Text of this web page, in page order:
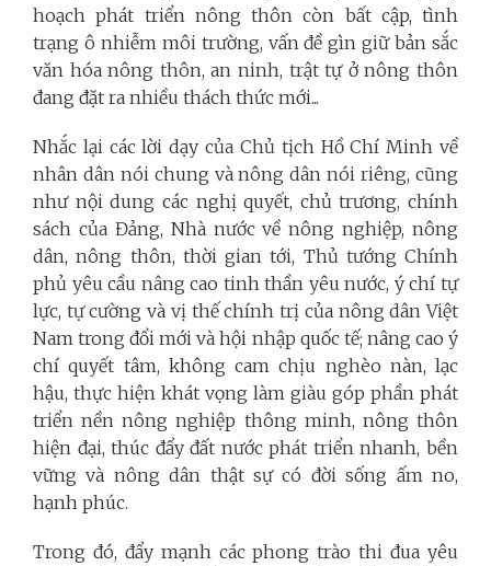
hoạch phát triển nông thôn còn bất cập, tình
trạng ô nhiễm môi trường, vấn đề gìn giữ bản sắc
văn hóa nông thôn, an ninh, trật tự ở nông thôn
đang đặt ra nhiều thách thức mới...
Nhắc lại các lời dạy của Chủ tịch Hồ Chí Minh về
nhân dân nói chung và nông dân nói riêng, cũng
như nội dung các nghị quyết, chủ trương, chính
sách của Đảng, Nhà nước về nông nghiệp, nông
dân, nông thôn, thời gian tới, Thủ tướng Chính
phủ yêu cầu nâng cao tinh thần yêu nước, ý chí tự
lực, tự cường và vị thế chính trị của nông dân Việt
Nam trong đổi mới và hội nhập quốc tế; nâng cao ý
chí quyết tâm, không cam chịu nghèo nàn, lạc
hậu, thực hiện khát vọng làm giàu góp phần phát
triển nền nông nghiệp thông minh, nông thôn
hiện đại, thúc đẩy đất nước phát triển nhanh, bền
vững và nông dân thật sự có đời sống ấm no,
hạnh phúc.
Trong đó, đẩy mạnh các phong trào thi đua yêu